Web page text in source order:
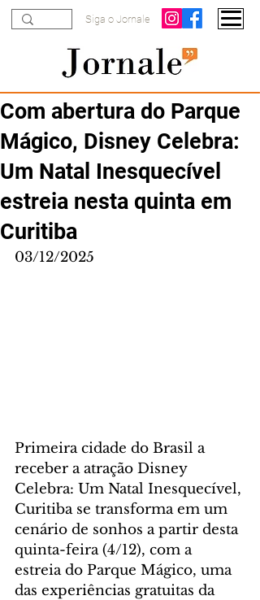
Siga o Jornale
Com abertura do Parque
Mágico, Disney Celebra:
Um Natal Inesquecível
estreia nesta quinta em
Curitiba
03/12/2025
Primeira cidade do Brasil a
receber a atração Disney
Celebra: Um Natal Inesquecível,
Curitiba se transforma em um
cenário de sonhos a partir desta
quinta-feira (4/12), com a
estreia do Parque Mágico, uma
das experiências gratuitas da